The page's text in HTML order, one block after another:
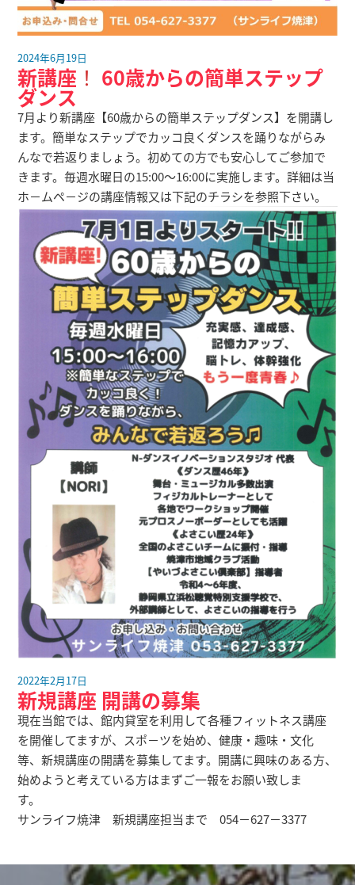
2024年6月19日
新講座 ！ 60歳からの簡単ステップ
ダンス
7月より新講座【60歳からの簡単ステップダンス】を開講し
ます。簡単なステップでカッコ良くダンスを踊りながらみ
んなで若返りましょう。初めての方でも安心してご参加で
きます。毎週水曜日の15:00～16:00に実施します。詳細は当
ホ－ムペ－ジの講座情報又は下記のチラシを参照下さい。
2022年2月17日
新規講座 開講の募集
現在当館では、館内貸室を利用して各種フィットネス講座
を開催してますが、スポ－ツを始め、健康・趣味・文化
等、新規講座の開講を募集してます。開講に興味のある方、
始めようと考えている方はまずご一報をお願い致しま
す。
サンライフ焼津 新規講座担当まで 054－627－3377